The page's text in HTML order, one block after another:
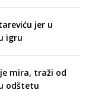
jer u
igru
mira, traži od
odštetu